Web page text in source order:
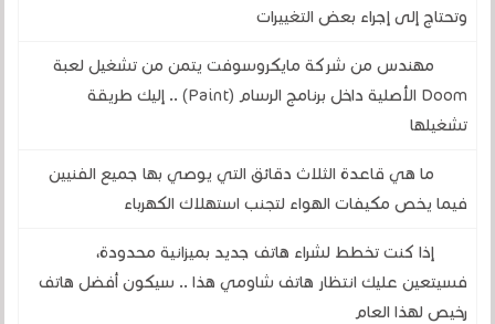
وتحتاج إلى إجراء بعض التغييرات
مهندس من شركة مايكروسوفت يتمن من تشغيل لعبة
Doom الأصلية داخل برنامج الرسام (Paint) .. إليك طريقة
تشغيلها
ما هي قاعدة الثلاث دقائق التي يوصي بها جميع الفنيين
فيما يخص مكيفات الهواء لتجنب استهلاك الكهرباء
إذا كنت تخطط لشراء هاتف جديد بميزانية محدودة،
فسيتعين عليك انتظار هاتف شاومي هذا .. سيكون أفضل هاتف
رخيص لهذا العام